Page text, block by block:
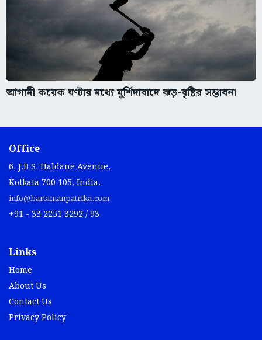
আগামী কয়েক ঘণ্টার মধ্যে মুর্শিদাবাদে ঝড়-বৃষ্টির সম্ভাবনা
Office
6, J.B.S. Haldane Avenue,
Kolkata 700 105, India.
info@bartamanpatrika.com
+91 - 33 2251 3292 / 93
Links
Home
About Us
Contact Us
Privacy Policy